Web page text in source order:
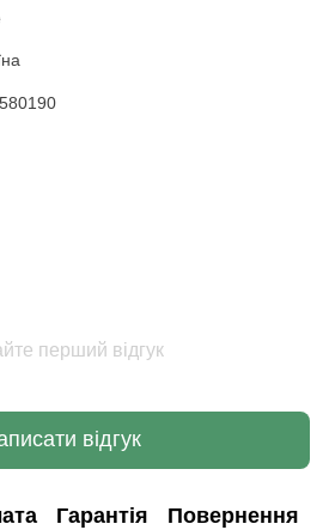
перший відгук
відгук
Гарантія Повернення